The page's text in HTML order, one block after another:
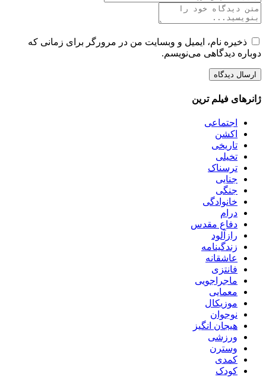
ذخیره نام، ایمیل و وبسایت من در مرورگر برای زمانی که
دوباره دیدگاهی می‌نویسم.
ژانرهای فیلم ترین
اجتماعی
اکشن
تاریخی
تخیلی
ترسناک
جنایی
جنگی
خانوادگی
درام
دفاع مقدس
رازآلود
زندگینامه
عاشقانه
فانتزی
ماجراجویی
معمایی
موزیکال
نوجوان
هیجان انگیز
ورزشی
وسترن
کمدی
کودک